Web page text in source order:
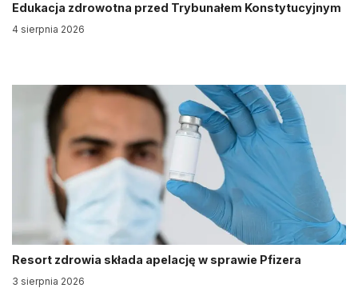
Edukacja zdrowotna przed Trybunałem Konstytucyjnym
4 sierpnia 2026
Resort zdrowia składa apelację w sprawie Pfizera
3 sierpnia 2026